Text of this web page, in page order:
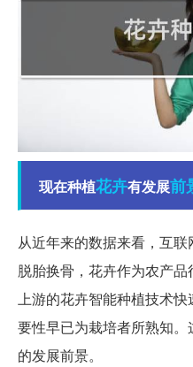
现在种植花卉有发展前
从近年来的数据来看，互
脱胎换骨，花卉作为农产品
上游的花卉智能种植技术
要性早已为栽培者所熟知
的发展前景。